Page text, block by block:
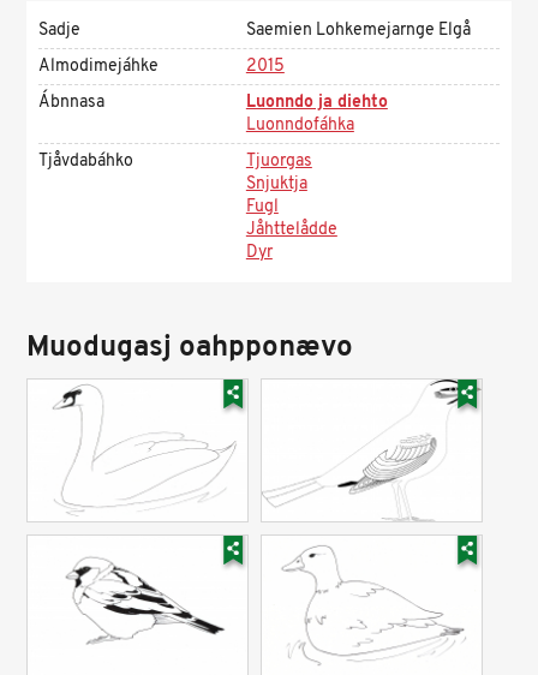
Sadje
Saemien Lohkemejarnge Elgå
Almodimejáhke
2015
Ábnnasa
Luonndo ja diehto
Luonndofáhka
Tjåvdabáhko
Tjuorgas
Snjuktja
Fugl
Jåhttelådde
Dyr
Muodugasj oahpponævo